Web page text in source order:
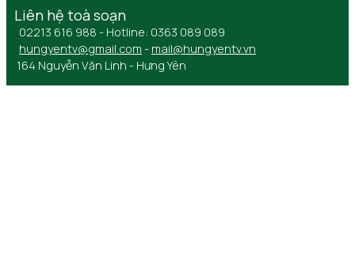
Liên hệ toà soạn
02213 616 988 - Hotline: 0363 089 089
hungyentv@gmail.com - mail@hungyentv.vn
164 Nguyễn Văn Linh - Hưng Yên